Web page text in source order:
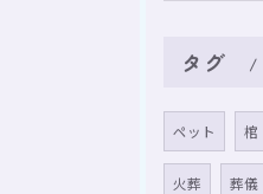
タグ
ペット 棺
火葬 葬儀